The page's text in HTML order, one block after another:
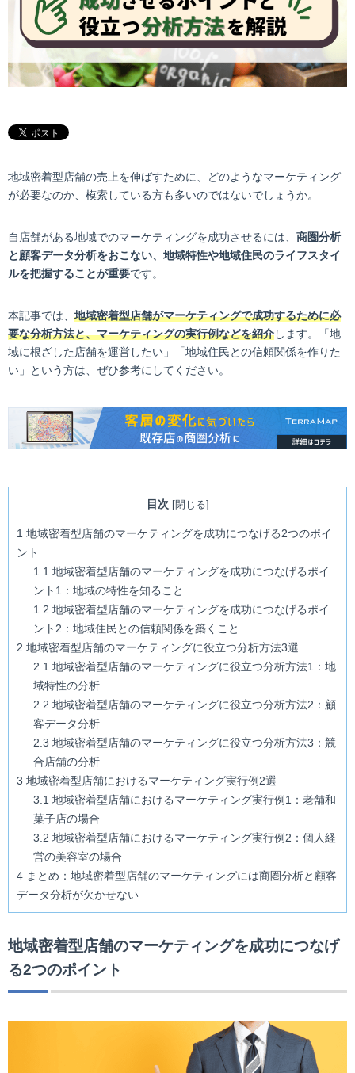
地域密着型店舗の売上を伸ばすために、どのようなマーケティング
が必要なのか、模索している方も多いのではないでしょうか。
自店舗がある地域でのマーケティングを成功させるには、 商圏分析
と顧客データ分析をおこない、地域特性や地域住民のライフスタイ
ルを把握することが重要です。
本記事では、 地域密着型店舗がマーケティングで成功するために必
要な分析方法と、マーケティングの実行例などを紹介します。「地
域に根ざした店舗を運営したい」「地域住民との信頼関係を作りた
い」という方は、ぜひ参考にしてください。
目次 [閉じる]
1 地域密着型店舗のマーケティングを成功につなげる2つのポイ
ント
1.1 地域密着型店舗のマーケティングを成功につなげるポイ
ント1：地域の特性を知ること
1.2 地域密着型店舗のマーケティングを成功につなげるポイ
ント2：地域住民との信頼関係を築くこと
2 地域密着型店舗のマーケティングに役立つ分析方法3選
2.1 地域密着型店舗のマーケティングに役立つ分析方法1：地
域特性の分析
2.2 地域密着型店舗のマーケティングに役立つ分析方法2：顧
客データ分析
2.3 地域密着型店舗のマーケティングに役立つ分析方法3：競
合店舗の分析
3 地域密着型店舗におけるマーケティング実行例2選
3.1 地域密着型店舗におけるマーケティング実行例1：老舗和
菓子店の場合
3.2 地域密着型店舗におけるマーケティング実行例2：個人経
営の美容室の場合
4 まとめ：地域密着型店舗のマーケティングには商圏分析と顧客
データ分析が欠かせない
地域密着型店舗のマーケティングを成功につなげ
る2つのポイント